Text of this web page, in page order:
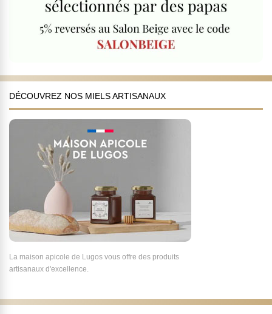
DÉCOUVREZ NOS MIELS ARTISANAUX
La maison apicole de Lugos vous offre des produits
artisanaux d'excellence.